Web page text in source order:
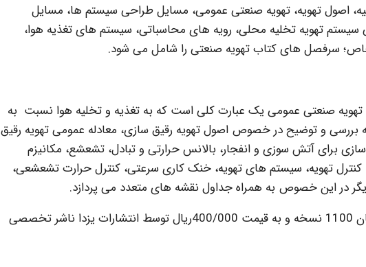
اصول تهویه، تهویه صنعتی عمومی، مسایل طراحی سیستم ها، مسایل
تهویه تخلیه محلی، رویه های محاسباتی، سیستم های تغذیه هوا،
سرفصل های کتاب تهویه صنعتی را شامل می شود.
صنعتی عمومی یک عبارت کلی است که به تغذیه و تخلیه هوا نسبت به
بررسی و توضیح در خصوص اصول تهویه رقیق سازی، معادله عمومی تهویه رقیق
برای آتش سوزی و انفجار، بالانس حرارتی و تبادل، تشعشع، مکانیزم
کنترل تهویه، سیستم های تهویه، خنک کاری سرعتی، کنترل حرارت تشعشعی،
در این خصوص به همراه جداول نقشه های متعدد می پردازد.
کتاب تهویه صنعتی ویرایش بیست و ششم در شمارگان 1100 نسخه و به قیمت 400/000ریال توسط انتشارات یزدا ناشر تخصصی